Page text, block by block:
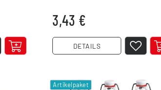
3,43 €
DETAILS
Artikelpaket